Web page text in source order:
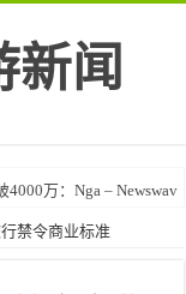
新闻
万：Nga – Newswav
禁令商业标准